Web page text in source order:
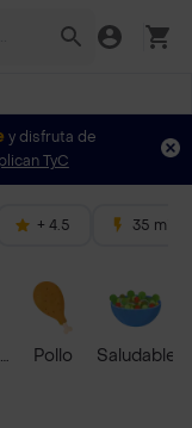
y disfruta de
TyC
+ 4.5 35 mins
Pollo Saludable